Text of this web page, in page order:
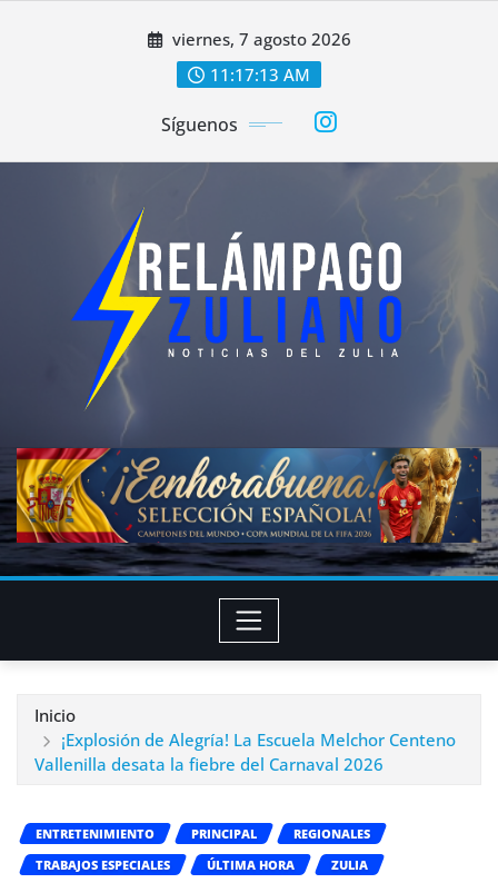
viernes, 7 agosto 2026
11:17:16 AM
Síguenos
Inicio
¡Explosión de Alegría! La Escuela Melchor Centeno
Vallenilla desata la fiebre del Carnaval 2026
ENTRETENIMIENTO PRINCIPAL
REGIONALES
TRABAJOS ESPECIALES
ÚLTIMA HORA ZULIA